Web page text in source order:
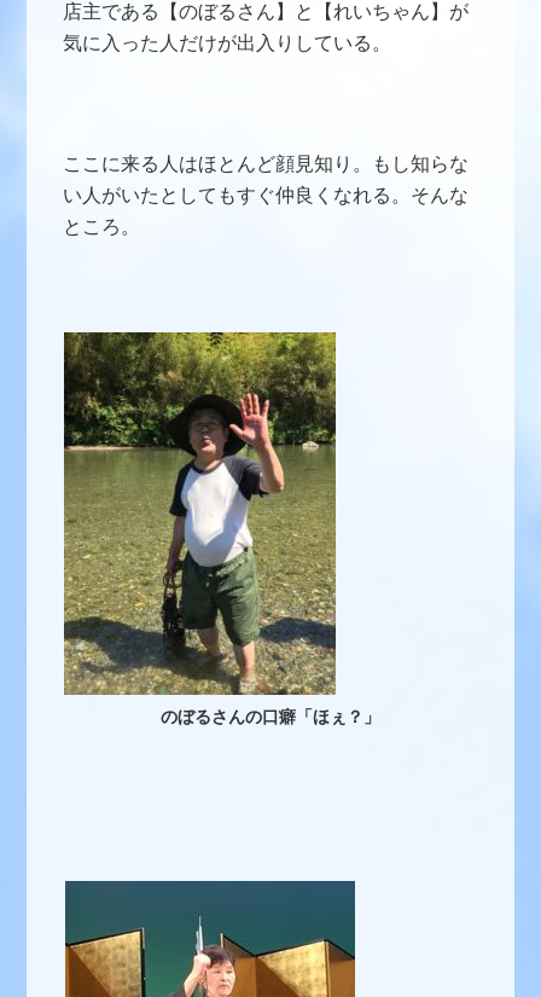
店主である【のぼるさん】と【れいちゃん】が
気に入った人だけが出入りしている。
ここに来る人はほとんど顔見知り。もし知らな
い人がいたとしてもすぐ仲良くなれる。そんな
ところ。
のぼるさんの口癖「ほぇ？」